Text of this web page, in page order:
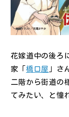
花嫁道中の後ろ
家「 橋口屋
」さ
二階から街道の
てみたい、と憧